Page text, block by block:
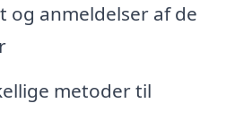
og anmeldelser af de
metoder til